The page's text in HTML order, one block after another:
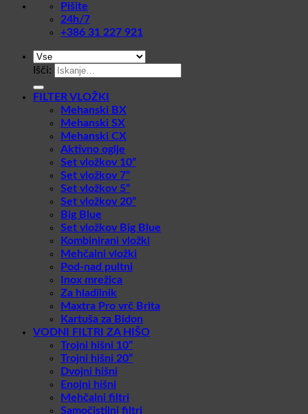
Pišite
24h/7
+386 31 227 921
Išči:
FILTER VLOŽKI
Mehanski BX
Mehanski SX
Mehanski CX
Aktivno oglje
Set vložkov 10”
Set vložkov 7”
Set vložkov 5”
Set vložkov 20”
Big Blue
Set vložkov Big Blue
Kombinirani vložki
Mehčalni vložki
Pod-nad pultni
Inox mrežica
Za hladilnik
Maxtra Pro vrč Brita
Kartuša za Bidon
VODNI FILTRI ZA HIŠO
Trojni hišni 10”
Trojni hišni 20”
Dvojni hišni
Enojni hišni
Mehčalni filtri
Samočistilni filtri